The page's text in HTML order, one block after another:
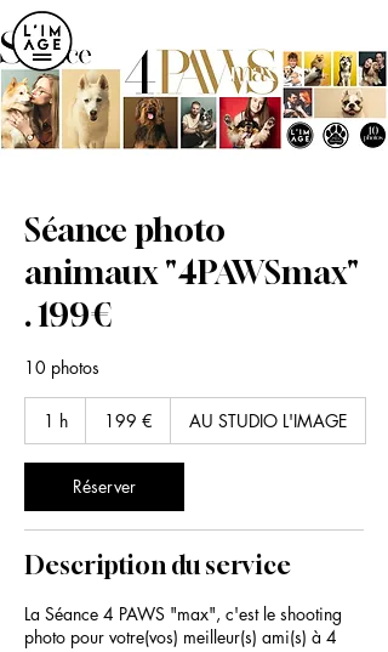
ME
NU
Séance photo
animaux "4PAWSmax"
. 199€
10 photos
1 h
euros199 € AU STUDIO L'IMAGE
Réserver
Description du service
La Séance 4 PAWS "max", c'est le shooting
photo pour votre(vos) meilleur(s) ami(s) à 4